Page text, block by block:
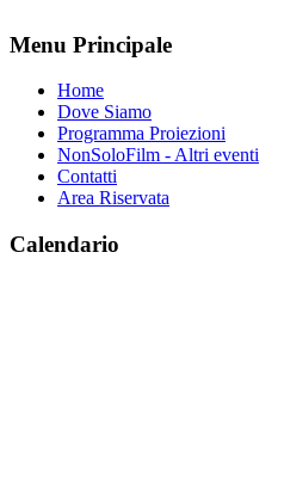
Menu Principale
Home
Dove Siamo
Programma Proiezioni
NonSoloFilm - Altri eventi
Contatti
Area Riservata
Calendario